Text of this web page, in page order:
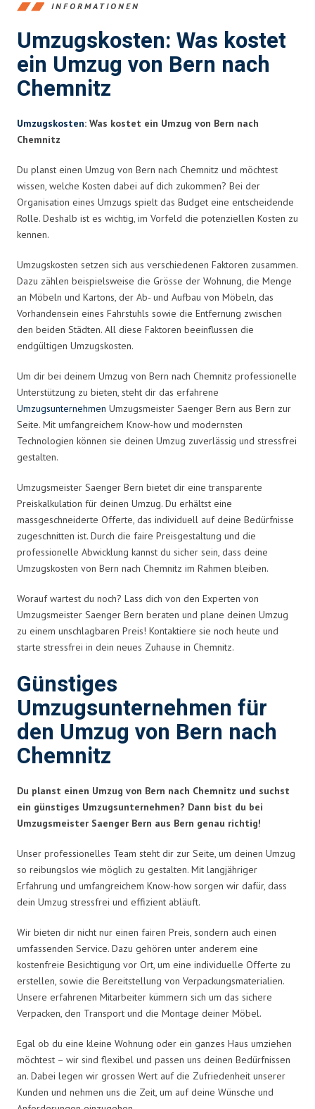
INFORMATIONEN
Umzugskosten: Was kostet
ein Umzug von Bern nach
Chemnitz
Umzugskosten: Was kostet ein Umzug von Bern nach
Chemnitz
Du planst einen Umzug von Bern nach Chemnitz und möchtest
wissen, welche Kosten dabei auf dich zukommen? Bei der
Organisation eines Umzugs spielt das Budget eine entscheidende
Rolle. Deshalb ist es wichtig, im Vorfeld die potenziellen Kosten zu
kennen.
Umzugskosten setzen sich aus verschiedenen Faktoren zusammen.
Dazu zählen beispielsweise die Grösse der Wohnung, die Menge
an Möbeln und Kartons, der Ab- und Aufbau von Möbeln, das
Vorhandensein eines Fahrstuhls sowie die Entfernung zwischen
den beiden Städten. All diese Faktoren beeinflussen die
endgültigen Umzugskosten.
Um dir bei deinem Umzug von Bern nach Chemnitz professionelle
Unterstützung zu bieten, steht dir das erfahrene
Umzugsunternehmen Umzugsmeister Saenger Bern aus Bern zur
Seite. Mit umfangreichem Know-how und modernsten
Technologien können sie deinen Umzug zuverlässig und stressfrei
gestalten.
Umzugsmeister Saenger Bern bietet dir eine transparente
Preiskalkulation für deinen Umzug. Du erhältst eine
massgeschneiderte Offerte, das individuell auf deine Bedürfnisse
zugeschnitten ist. Durch die faire Preisgestaltung und die
professionelle Abwicklung kannst du sicher sein, dass deine
Umzugskosten von Bern nach Chemnitz im Rahmen bleiben.
Worauf wartest du noch? Lass dich von den Experten von
Umzugsmeister Saenger Bern beraten und plane deinen Umzug
zu einem unschlagbaren Preis! Kontaktiere sie noch heute und
starte stressfrei in dein neues Zuhause in Chemnitz.
Günstiges
Umzugsunternehmen für
den Umzug von Bern nach
Chemnitz
Du planst einen Umzug von Bern nach Chemnitz und suchst
ein günstiges Umzugsunternehmen? Dann bist du bei
Umzugsmeister Saenger Bern aus Bern genau richtig!
Unser professionelles Team steht dir zur Seite, um deinen Umzug
so reibungslos wie möglich zu gestalten. Mit langjähriger
Erfahrung und umfangreichem Know-how sorgen wir dafür, dass
dein Umzug stressfrei und effizient abläuft.
Wir bieten dir nicht nur einen fairen Preis, sondern auch einen
umfassenden Service. Dazu gehören unter anderem eine
kostenfreie Besichtigung vor Ort, um eine individuelle Offerte zu
erstellen, sowie die Bereitstellung von Verpackungsmaterialien.
Unsere erfahrenen Mitarbeiter kümmern sich um das sichere
Verpacken, den Transport und die Montage deiner Möbel.
Egal ob du eine kleine Wohnung oder ein ganzes Haus umziehen
möchtest – wir sind flexibel und passen uns deinen Bedürfnissen
an. Dabei legen wir grossen Wert auf die Zufriedenheit unserer
Kunden und nehmen uns die Zeit, um auf deine Wünsche und